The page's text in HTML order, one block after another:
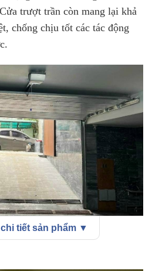
trượt trần còn mang lại khả
chống chịu tốt các tác động
tiết sản phẩm ▼